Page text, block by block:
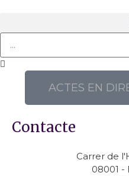
ACTES EN
Contacte
Carrer de
08001 -